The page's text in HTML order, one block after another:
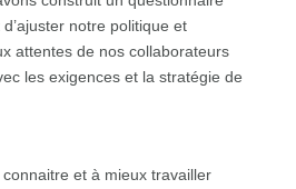
notre politique et
attentes de nos collaborateurs
les exigences et la stratégie de
et à mieux travailler